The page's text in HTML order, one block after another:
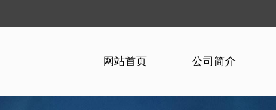
网站首页 公司简介